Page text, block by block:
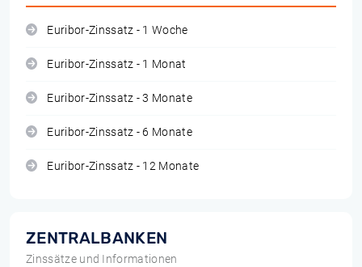
Euribor-Zinssatz - 1 Woche
Euribor-Zinssatz - 1 Monat
Euribor-Zinssatz - 3 Monate
Euribor-Zinssatz - 6 Monate
Euribor-Zinssatz - 12 Monate
ZENTRALBANKEN
Zinssätze und Informationen